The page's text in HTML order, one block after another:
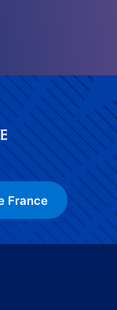
France